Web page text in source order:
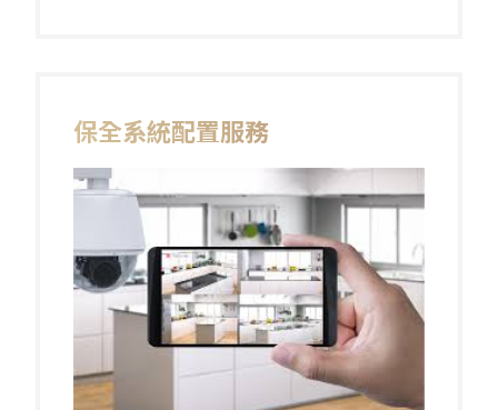
保全系統配置服務